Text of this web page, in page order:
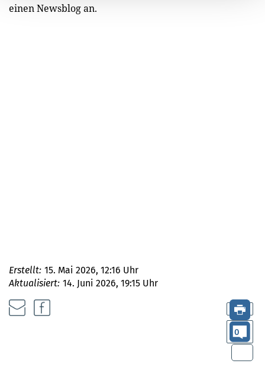
einen Newsblog an.
Erstellt: 15. Mai 2026, 12:16 Uhr
Aktualisiert: 14. Juni 2026, 19:15 Uhr
0